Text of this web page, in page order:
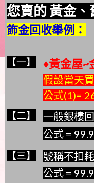
您賣的 黃金、
飾金回收舉例：
【一】 ♦黃金屋~
假設當天
公式(1)=
【二】
一般銀樓
公式 =
【三】
號稱不扣
公式 =